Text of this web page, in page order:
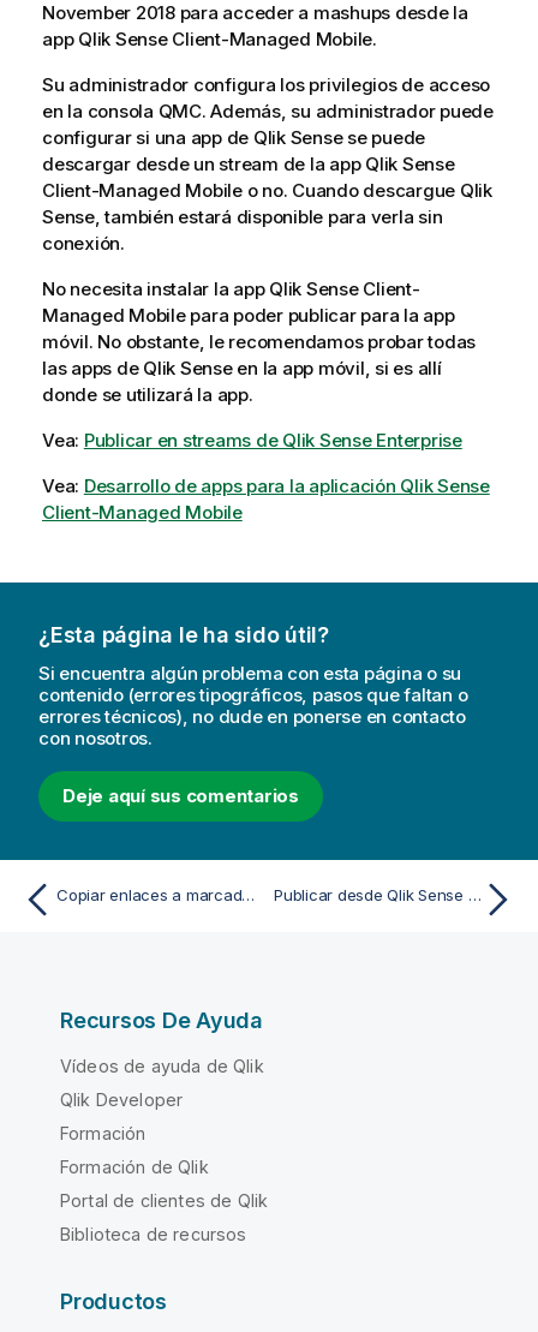
November 2018 para acceder a mashups desde la
app Qlik Sense Client-Managed Mobile.
Su administrador configura los privilegios de acceso
en la consola QMC. Además, su administrador puede
configurar si una app de Qlik Sensese puede
descargar desde un stream de la app Qlik Sense
Client-Managed Mobileo no. Cuando descargue Qlik
Sense, también estará disponible para verla sin
conexión.
No necesita instalar la app Qlik Sense Client-
Managed Mobilepara poder publicar para la app
móvil. No obstante, le recomendamos probar todas
las apps de Qlik Senseen la app móvil, si es allí
donde se utilizará la app.
Vea: Publicar en streams de Qlik Sense Enterprise
Vea: Desarrollo de apps para la aplicación Qlik Sense
Client-Managed Mobile
¿Esta página le ha sido útil?
Si encuentra algún problema con esta página o su
contenido (errores tipográficos, pasos que faltan o
errores técnicos), no dude en ponerse en contacto
con nosotros.
Deje aquí sus comentarios
Copiar enlaces a marcadores en apps publicadas Publicar desde Qlik Sense Enterprise on Windows a otros centros de control
Recursos De Ayuda
Vídeos de ayuda de Qlik
Qlik Developer
Formación
Formación de Qlik
Portal de clientes de Qlik
Biblioteca de recursos
Productos